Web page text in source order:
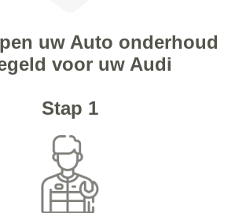
uw Auto onderhoud
voor uw Audi
Stap 1